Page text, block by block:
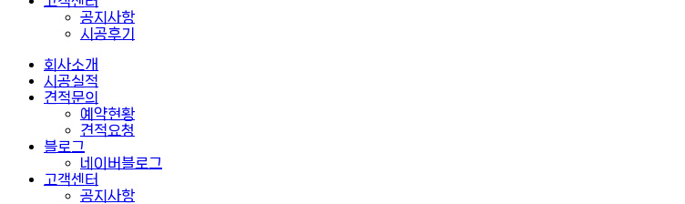
공지사항
시공후기
회사소개
시공실적
견적문의
예약현황
견적요청
블로그
네이버블로그
고객센터
공지사항